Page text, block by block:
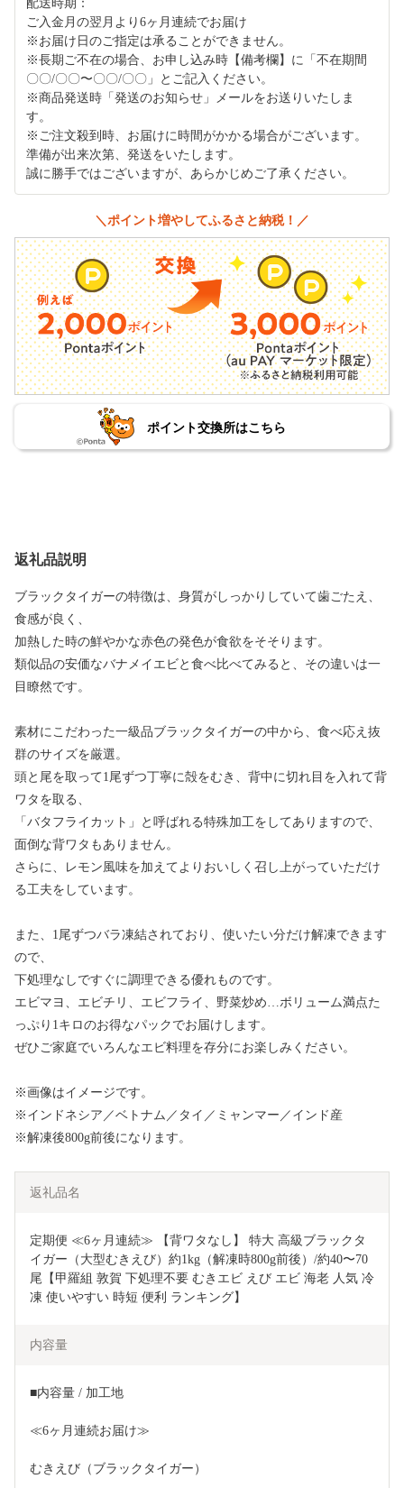
配送時期：
ご入金月の翌月より6ヶ月連続でお届け
※お届け日のご指定は承ることができません。
※長期ご不在の場合、お申し込み時【備考欄】に「不在期間
〇〇/〇〇〜〇〇/〇〇」とご記入ください。
※商品発送時「発送のお知らせ」メールをお送りいたしま
す。
※ご注文殺到時、お届けに時間がかかる場合がございます。
準備が出来次第、発送をいたします。
誠に勝手ではございますが、あらかじめご了承ください。
＼ポイント増やしてふるさと納税！／
ポイント交換所はこちら
返礼品説明
ブラックタイガーの特徴は、身質がしっかりしていて歯ごたえ、
食感が良く、
加熱した時の鮮やかな赤色の発色が食欲をそそります。
類似品の安価なバナメイエビと食べ比べてみると、その違いは一
目瞭然です。
素材にこだわった一級品ブラックタイガーの中から、食べ応え抜
群のサイズを厳選。
頭と尾を取って1尾ずつ丁寧に殻をむき、背中に切れ目を入れて背
ワタを取る、
「バタフライカット」と呼ばれる特殊加工をしてありますので、
面倒な背ワタもありません。
さらに、レモン風味を加えてよりおいしく召し上がっていただけ
る工夫をしています。
また、1尾ずつバラ凍結されており、使いたい分だけ解凍できます
ので、
下処理なしですぐに調理できる優れものです。
エビマヨ、エビチリ、エビフライ、野菜炒め…ボリューム満点た
っぷり1キロのお得なパックでお届けします。
ぜひご家庭でいろんなエビ料理を存分にお楽しみください。
※画像はイメージです。
※インドネシア／ベトナム／タイ／ミャンマー／インド産
※解凍後800g前後になります。
返礼品名
定期便 ≪6ヶ月連続≫ 【背ワタなし】 特大 高級ブラックタ
イガー（大型むきえび）約1kg（解凍時800g前後）/約40〜70
尾【甲羅組 敦賀 下処理不要 むきエビ えび エビ 海老 人気 冷
凍 使いやすい 時短 便利 ランキング】
内容量
■内容量 / 加工地
≪6ヶ月連続お届け≫
むきえび（ブラックタイガー）